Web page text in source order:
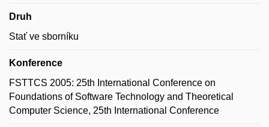
Druh
Stať ve sborníku
Konference
FSTTCS 2005: 25th International Conference on
Foundations of Software Technology and Theoretical
Computer Science, 25th International Conference